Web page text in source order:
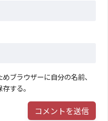
ブラウザーに自分の名前、
する。